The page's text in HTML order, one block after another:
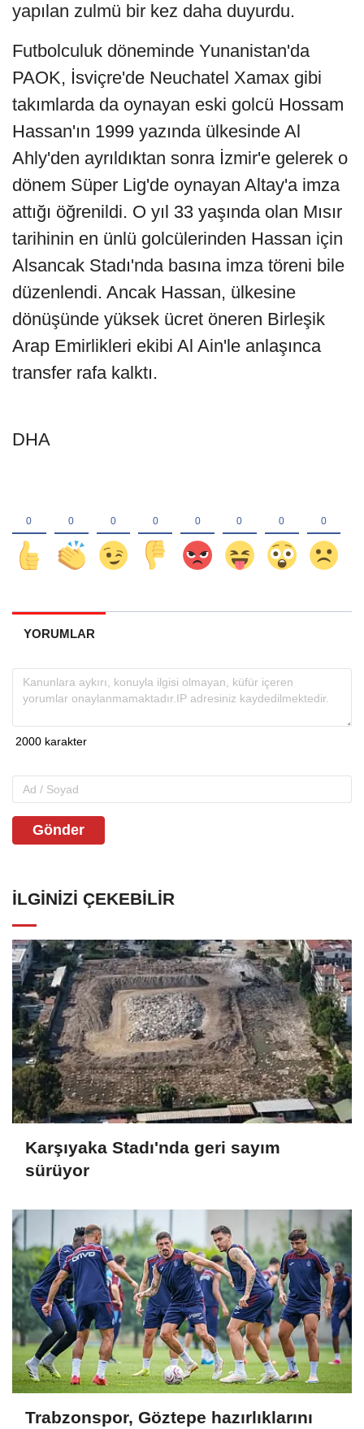
yapılan zulmü bir kez daha duyurdu.
Futbolculuk döneminde Yunanistan'da
PAOK, İsviçre'de Neuchatel Xamax gibi
takımlarda da oynayan eski golcü Hossam
Hassan'ın 1999 yazında ülkesinde Al
Ahly'den ayrıldıktan sonra İzmir'e gelerek o
dönem Süper Lig'de oynayan Altay'a imza
attığı öğrenildi. O yıl 33 yaşında olan Mısır
tarihinin en ünlü golcülerinden Hassan için
Alsancak Stadı'nda basına imza töreni bile
düzenlendi. Ancak Hassan, ülkesine
dönüşünde yüksek ücret öneren Birleşik
Arap Emirlikleri ekibi Al Ain'le anlaşınca
transfer rafa kalktı.
DHA
YORUMLAR
Gönder
İLGINIZI ÇEKEBILIR
Karşıyaka Stadı'nda geri sayım
sürüyor
Trabzonspor, Göztepe hazırlıklarını